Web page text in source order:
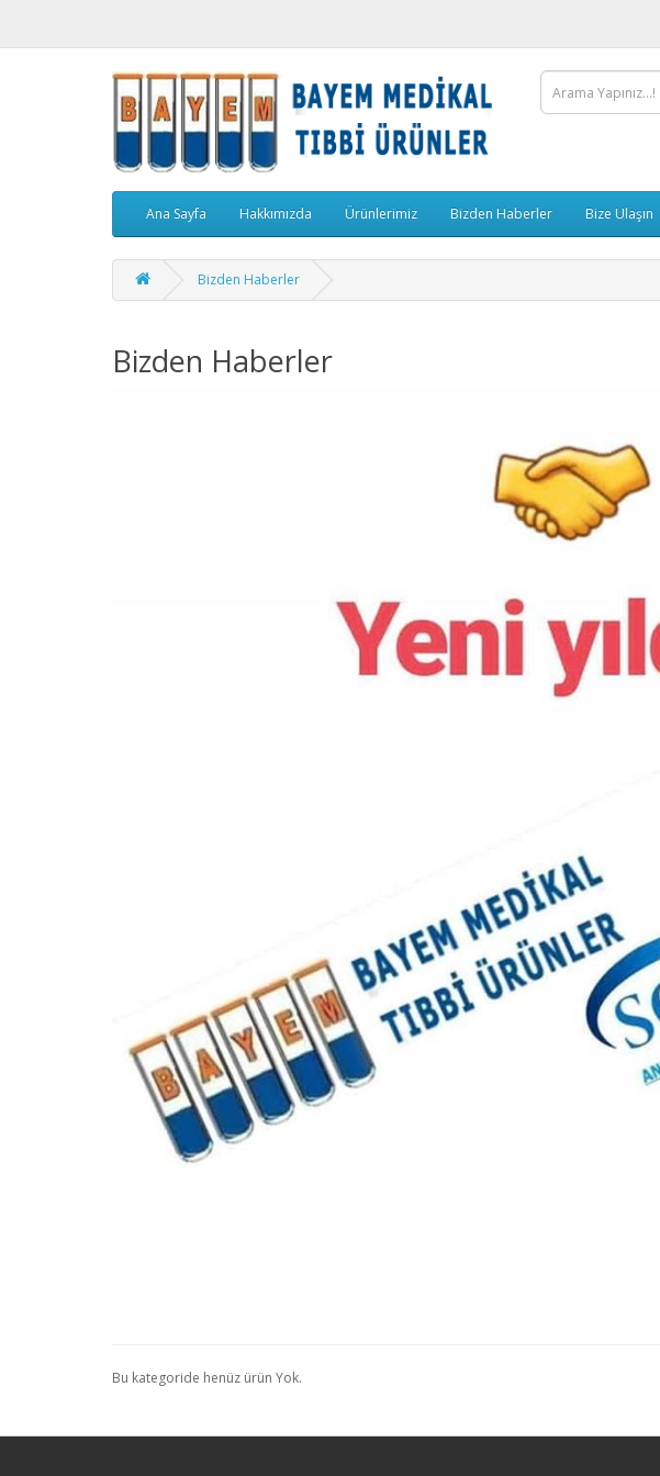
Ana Sayfa Hakkımızda Ürünlerimiz Bizden Haberler Bize Ulaşın
Bizden Haberler
Bizden Haberler
Bu kategoride henüz ürün Yok.